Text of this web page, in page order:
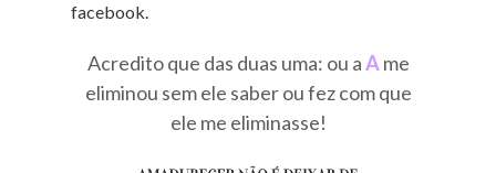
facebook.
Acredito que das duas uma: ou aA me
eliminou sem ele saber ou fez com que
ele me eliminasse!